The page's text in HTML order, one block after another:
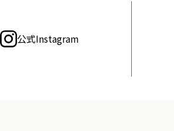
公式Instagram